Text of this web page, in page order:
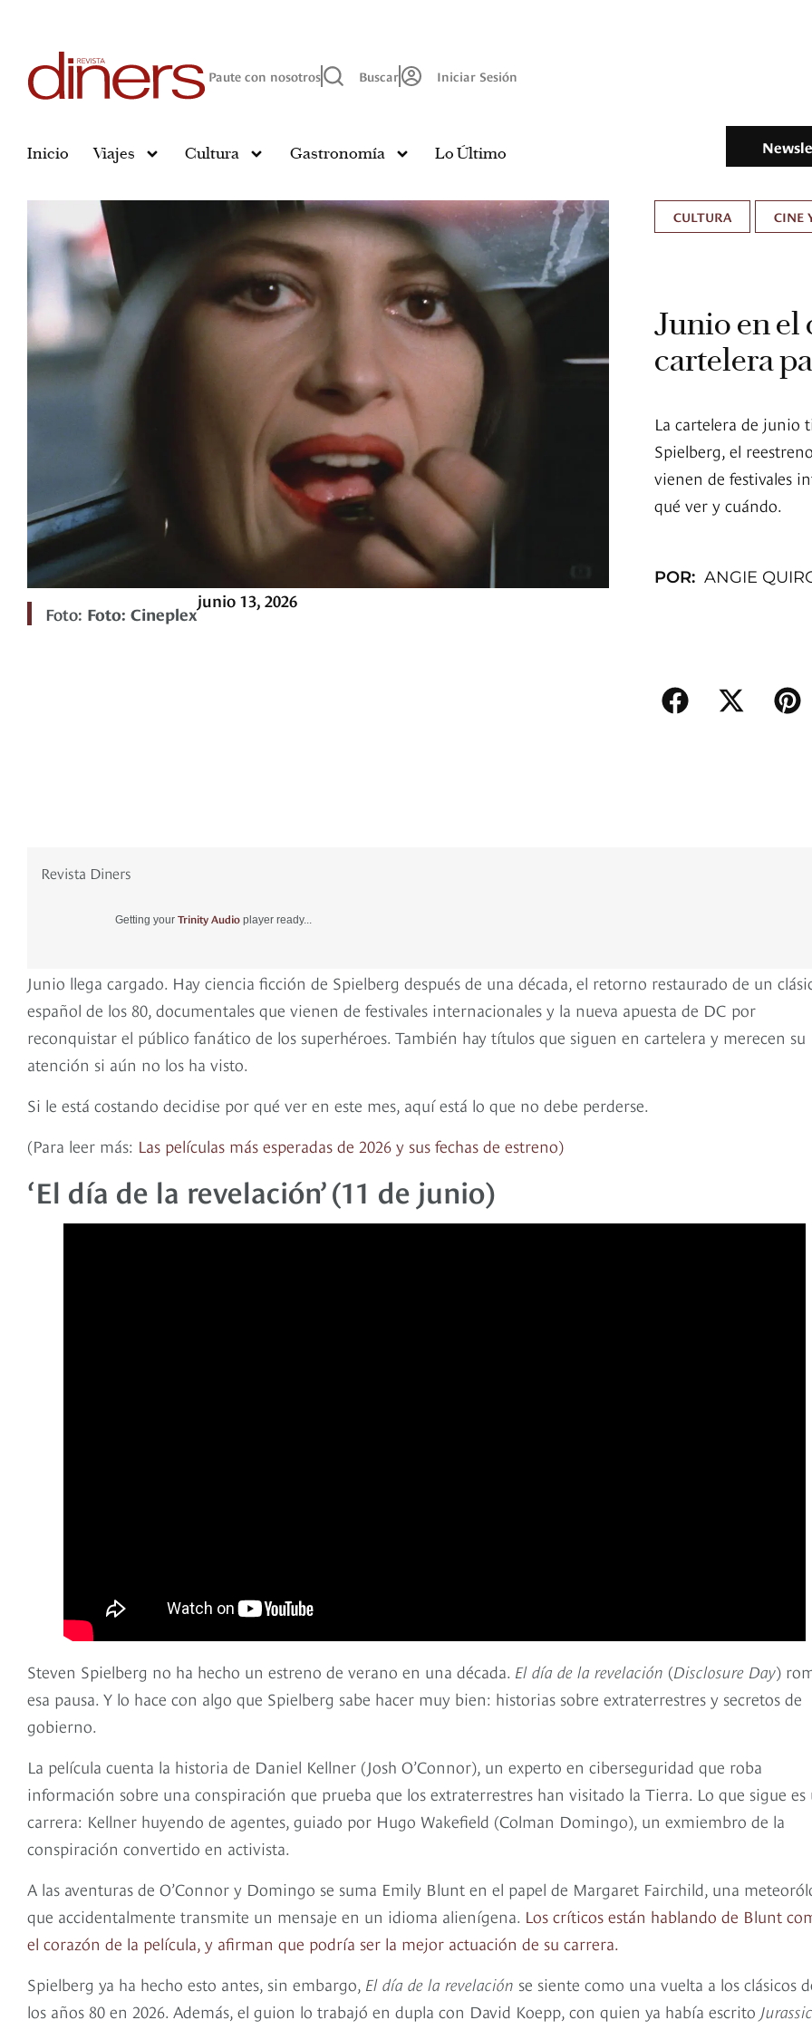
Paute con nosotros Buscar Iniciar Sesión
Inicio Viajes Cultura Gastronomía Lo Último
Foto: Foto: Cineplex
junio 13, 2026
CULTURA CINE
Junio en el
cartelera
La cartelera de junio
Spielberg, el
vienen de festivales
qué ver y cuándo.
POR: ANGIE
Revista Diners
Getting your Trinity Audio player ready...
Junio llega cargado. Hay ciencia ficción de Spielberg después de una década, el retorno restaurado de un
español de los 80, documentales que vienen de festivales internacionales y la nueva apuesta de DC por
reconquistar el público fanático de los superhéroes. También hay títulos que siguen en cartelera y merecen su
atención si aún no los ha visto.
Si le está costando decidise por qué ver en este mes, aquí está lo que no debe perderse.
(Para leer más: Las películas más esperadas de 2026 y sus fechas de estreno)
‘El día de la revelación’ (11 de junio)
Steven Spielberg no ha hecho un estreno de verano en una década. El día de la revelación (Disclosure Day)
esa pausa. Y lo hace con algo que Spielberg sabe hacer muy bien: historias sobre extraterrestres y secretos de
gobierno.
La película cuenta la historia de Daniel Kellner (Josh O’Connor), un experto en ciberseguridad que roba
información sobre una conspiración que prueba que los extraterrestres han visitado la Tierra. Lo que sigue es
carrera: Kellner huyendo de agentes, guiado por Hugo Wakefield (Colman Domingo), un exmiembro de la
conspiración convertido en activista.
A las aventuras de O’Connor y Domingo se suma Emily Blunt en el papel de Margaret Fairchild, una
que accidentalmente transmite un mensaje en un idioma alienígena. Los críticos están hablando de Blunt
el corazón de la película, y afirman que podría ser la mejor actuación de su carrera.
Spielberg ya ha hecho esto antes, sin embargo, El día de la revelación se siente como una vuelta a los clásicos
los años 80 en 2026. Además, el guion lo trabajó en dupla con David Koepp, con quien ya había escrito Jurassic